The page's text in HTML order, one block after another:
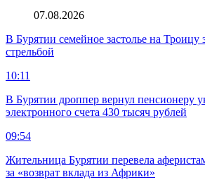
07.08.2026
В Бурятии семейное застолье на Троицу
стрельбой
10:11
В Бурятии дроппер вернул пенсионеру
электронного счета 430 тысяч рублей
09:54
Жительница Бурятии перевела
за «возврат вклада из Африки»